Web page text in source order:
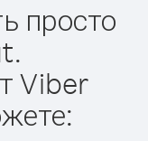
просто
Viber